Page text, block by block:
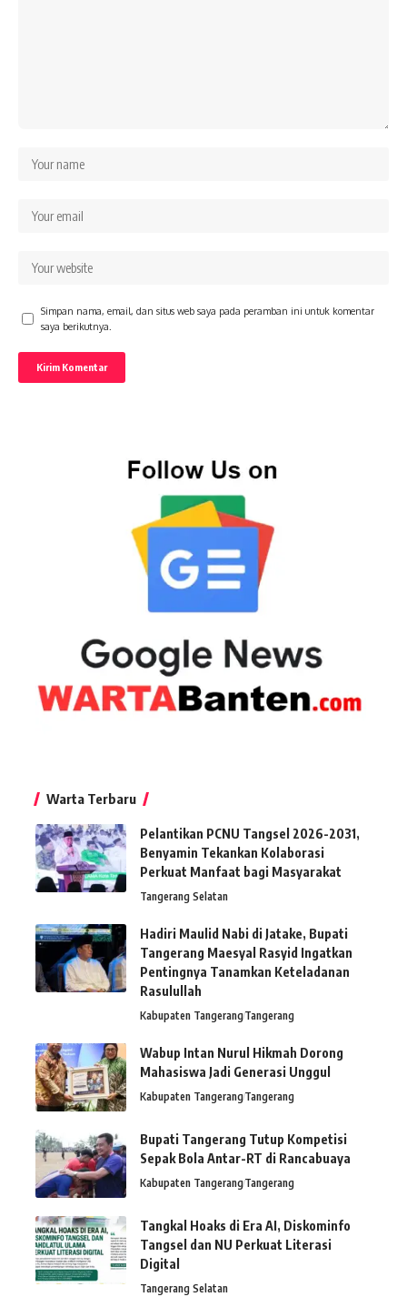
Simpan nama, email, dan situs web saya pada peramban ini untuk komentar
saya berikutnya.
Warta Terbaru
Pelantikan PCNU Tangsel 2026-2031,
Benyamin Tekankan Kolaborasi
Perkuat Manfaat bagi Masyarakat
Tangerang Selatan
Hadiri Maulid Nabi di Jatake, Bupati
Tangerang Maesyal Rasyid Ingatkan
Pentingnya Tanamkan Keteladanan
Rasulullah
Kabupaten TangerangTangerang
Wabup Intan Nurul Hikmah Dorong
Mahasiswa Jadi Generasi Unggul
Kabupaten TangerangTangerang
Bupati Tangerang Tutup Kompetisi
Sepak Bola Antar-RT di Rancabuaya
Kabupaten TangerangTangerang
Tangkal Hoaks di Era AI, Diskominfo
Tangsel dan NU Perkuat Literasi
Digital
Tangerang Selatan